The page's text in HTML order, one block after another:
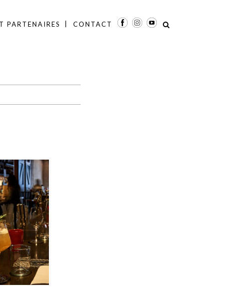
PARTENAIRES CONTACT